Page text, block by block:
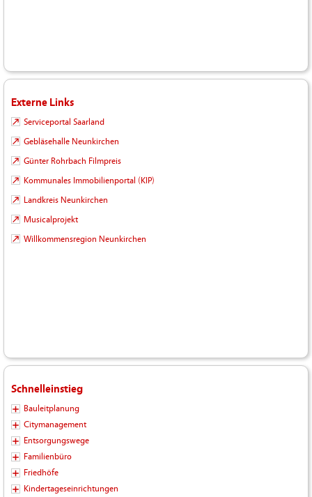
Externe Links
Serviceportal Saarland
Gebläsehalle Neunkirchen
Günter Rohrbach Filmpreis
Kommunales Immobilienportal (KIP)
Landkreis Neunkirchen
Musicalprojekt
Willkommensregion Neunkirchen
Schnelleinstieg
Bauleitplanung
Citymanagement
Entsorgungswege
Familienbüro
Friedhöfe
Kindertageseinrichtungen